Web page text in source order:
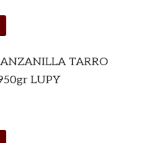
TARRO
LUPY